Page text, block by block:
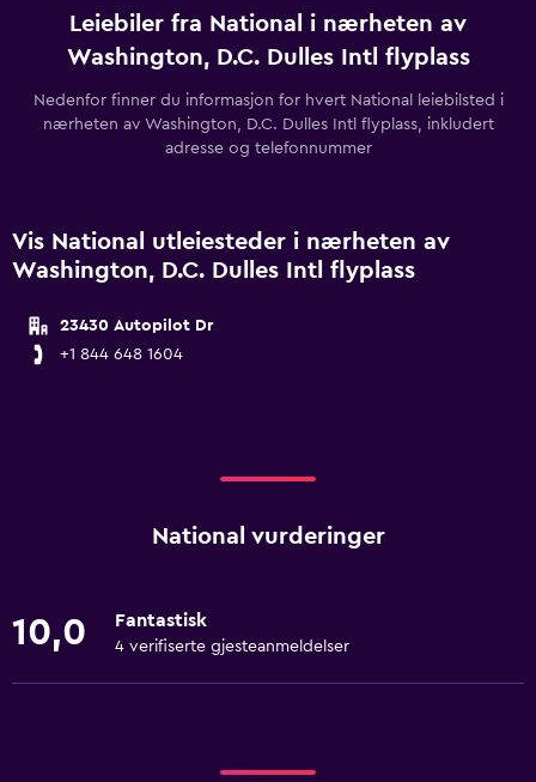
Leiebiler fra National i nærheten av
Washington, D.C. Dulles Intl flyplass
Nedenfor finner du informasjon for hvert National leiebilsted i
nærheten av Washington, D.C. Dulles Intl flyplass, inkludert
adresse og telefonnummer
Vis National utleiesteder i nærheten av
Washington, D.C. Dulles Intl flyplass
23430 Autopilot Dr
+1 844 648 1604
National vurderinger
10,0 Fantastisk
4 verifiserte gjesteanmeldelser